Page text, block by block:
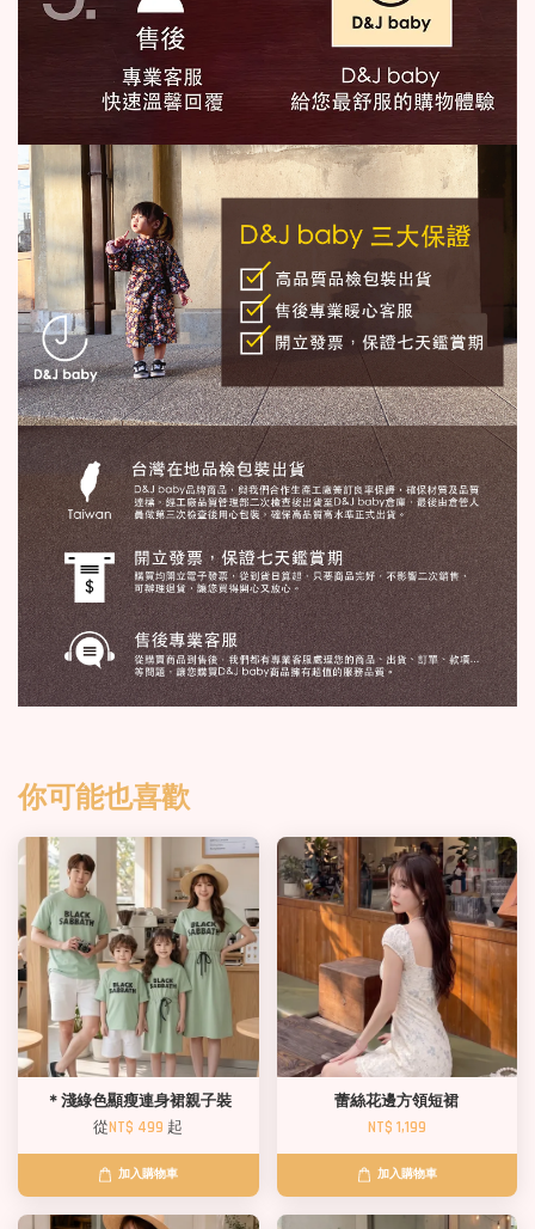
你可能也喜歡
＊淺綠色顯瘦連身裙親子裝
從NT$ 499起
加入購物車
蕾絲花邊方領短裙
NT$ 1,199
加入購物車